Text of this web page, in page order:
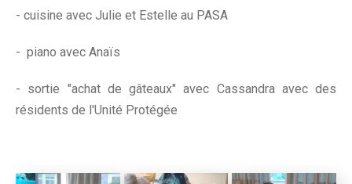
- cuisine avec Julie et Estelle au PASA
- piano avec Anaïs
- sortie "achat de gâteaux" avec Cassandra avec des
résidents de l'Unité Protégée